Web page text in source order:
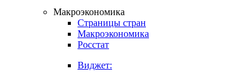
Макроэкономика
Страницы стран
Макроэкономика
Росстат
Виджет: